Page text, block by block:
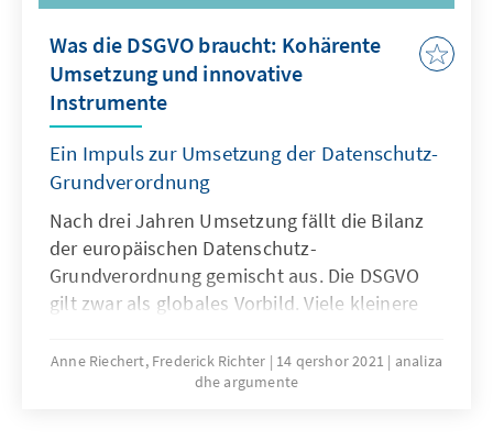
Was die DSGVO braucht: Kohärente
Umsetzung und innovative
Instrumente
Ein Impuls zur Umsetzung der Datenschutz-
Grundverordnung
Nach drei Jahren Umsetzung fällt die Bilanz
der europäischen Datenschutz-
Grundverordnung gemischt aus. Die DSGVO
gilt zwar als globales Vorbild. Viele kleinere
Datenschutzrecht überfordert. Je nachdem, in
welchem Bundesland man sich als
Anne Riechert, Frederick Richter 14 qershor 2021
analiza
dhe argumente